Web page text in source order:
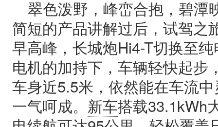
翠色泼野，峰峦合抱，碧潭
简短的产品讲解过后，试驾之
早高峰，长城炮Hi4-T切换至
电机的加持下，车辆轻快起步
车身近5.5米，依然能在车流
一气呵成。 新车搭载33.1kWh